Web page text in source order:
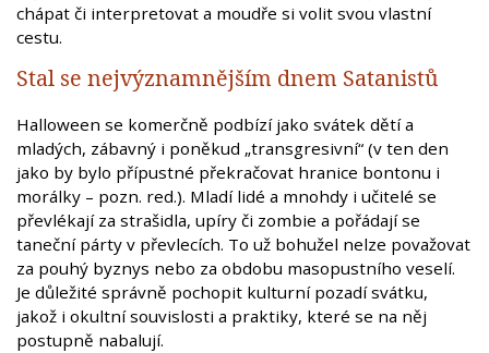
chápat či interpretovat a moudře si volit svou vlastní
cestu.
Stal se nejvýznamnějším dnem Satanistů
Halloween se komerčně podbízí jako svátek dětí a
mladých, zábavný i poněkud „transgresivní“ (v ten den
jako by bylo přípustné překračovat hranice bontonu i
morálky – pozn. red.). Mladí lidé a mnohdy i učitelé se
převlékají za strašidla, upíry či zombie a pořádají se
taneční párty v převlecích. To už bohužel nelze považovat
za pouhý byznys nebo za obdobu masopustního veselí.
Je důležité správně pochopit kulturní pozadí svátku,
jakož i okultní souvislosti a praktiky, které se na něj
postupně nabalují.